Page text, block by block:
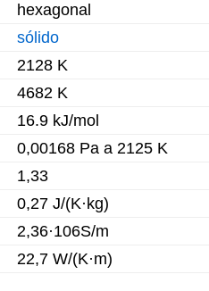
hexagonal
sólido
2128 K
4682 K
16.9 kJ/mol
0,00168 Pa a 2125 K
1,33
0,27 J/(K·kg)
2,36·106S/m
22,7 W/(K·m)